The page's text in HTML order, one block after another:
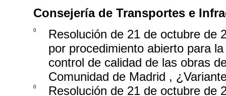
Consejería de Transportes e
0
Resolución de 21 de octubre de
por procedimiento abierto para
control de calidad de las obras
Comunidad de Madrid ,
0
Resolución de 21 de octubre de